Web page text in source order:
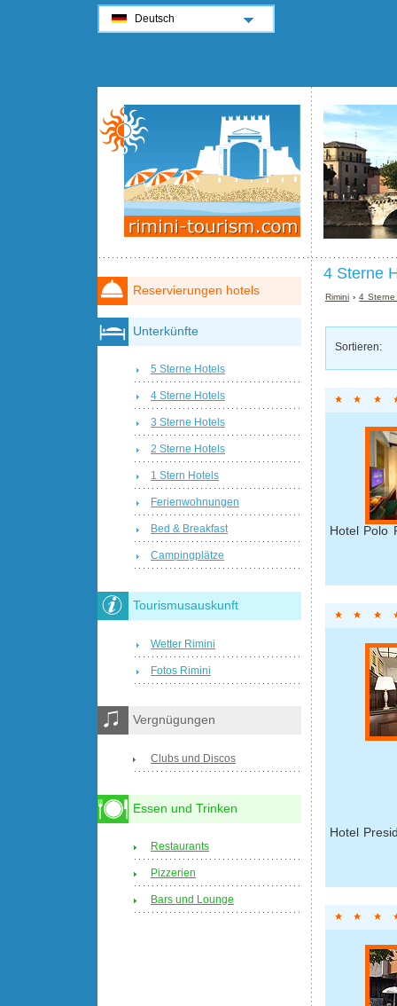
4 Sterne
Rimini ›4 Sterne
Sortieren:
Hotel Polo
Hotel
Reservierungen hotels
Unterkünfte
5 Sterne Hotels
4 Sterne Hotels
3 Sterne Hotels
2 Sterne Hotels
1 Stern Hotels
Ferienwohnungen
Bed & Breakfast
Campingplätze
Tourismusauskunft
Wetter Rimini
Fotos Rimini
Vergnügungen
Clubs und Discos
Essen und Trinken
Restaurants
Pizzerien
Bars und Lounge
Deutsch